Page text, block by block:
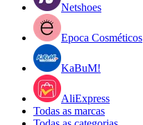
Netshoes
Epoca Cosméticos
KaBuM!
AliExpress
Todas as marcas